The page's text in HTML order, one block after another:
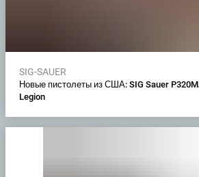
SIG-SAUER
Новые пистолеты из США: SIG Sauer
Legion